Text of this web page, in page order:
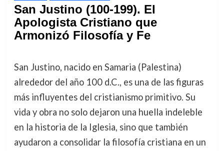
San Justino (100-199). El
Apologista Cristiano que
Armonizó Filosofía y Fe
San Justino, nacido en Samaria (Palestina)
alrededor del año 100 d.C., es una de las figuras
más influyentes del cristianismo primitivo. Su
vida y obra no solo dejaron una huella indeleble
en la historia de la Iglesia, sino que también
ayudaron a consolidar la filosofía cristiana en un